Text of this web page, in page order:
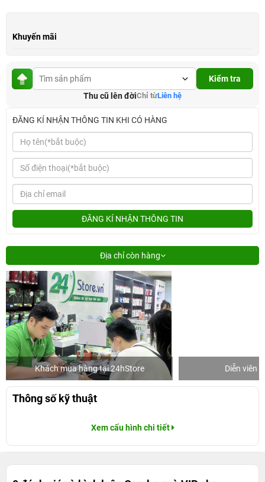
Khuyến mãi
Kiểm tra
Thu cũ lên đờiChỉ từLiên hệ
ĐĂNG KÍ NHẬN THÔNG TIN KHI CÓ HÀNG
ĐĂNG KÍ NHẬN THÔNG TIN
Địa chỉ còn hàng
Khách mua hàng tại 24hStore Diễn viên
Thông số kỹ thuật
Xem cấu hình chi tiết